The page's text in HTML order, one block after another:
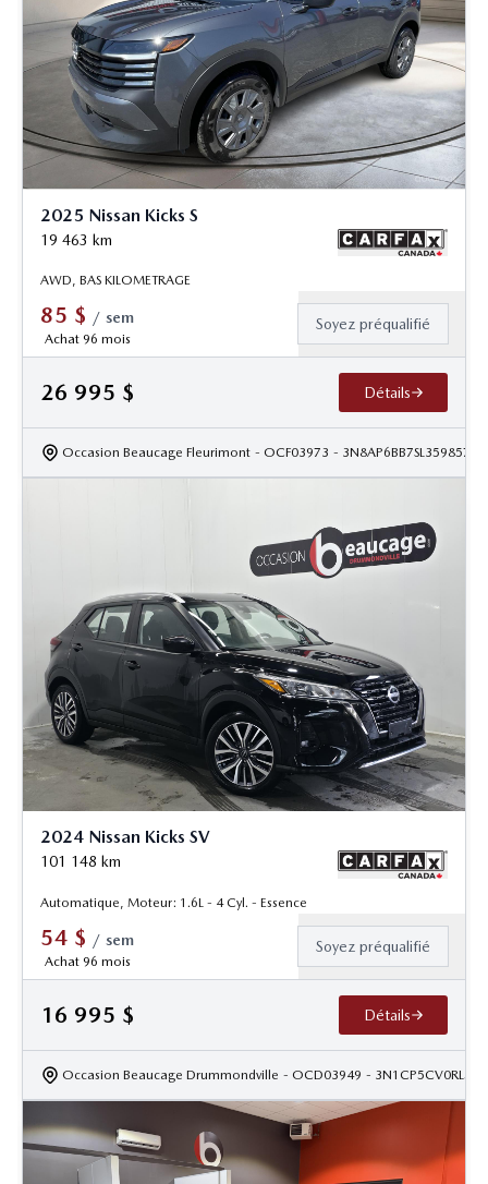
2025 Nissan Kicks S
19 463 km
AWD, BAS KILOMETRAGE
85 $ / sem
Achat 96 mois
Soyez préqualifié
26 995 $ Détails
Occasion Beaucage Fleurimont - OCF03973 - 3N8AP6BB7SL359857
2024 Nissan Kicks SV
101 148 km
Automatique, Moteur: 1.6L - 4 Cyl. - Essence
54 $ / sem
Achat 96 mois
Soyez préqualifié
16 995 $ Détails
Occasion Beaucage Drummondville - OCD03949 -